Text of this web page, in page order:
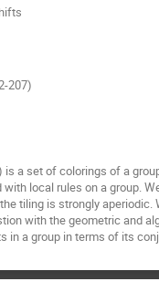
207)
a set of colorings of a
local rules on a group.
tiling is strongly
with the geometric and
in a group in terms of its